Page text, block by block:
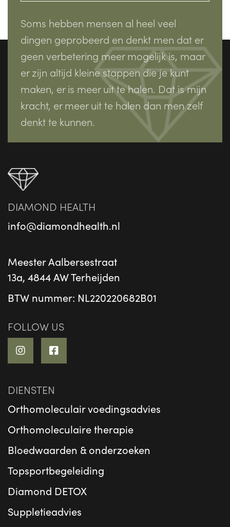
Soms hebben mensen al heel veel
dingen geprobeerd en denkt men dat er
geen verbetering meer mogelijk is, maar
er zijn altijd kleine stappen die je kunt
maken, er is meer uit te halen. Dat is mijn
kracht, er meer uit te halen dan men zelf
denkt te kunnen.
DIAMOND HEALTH
info@diamondhealth.nl
Meester Aalbersestraat
13a, 4844 AW Terheijden
BTW nummer: NL220220682B01
FOLLOW US
DIENSTEN
Orthomoleculair voedingsadvies
Orthomoleculaire therapie
Bloedwaarden & onderzoeken
Topsportbegeleiding
Diamond DETOX
Suppletieadvies